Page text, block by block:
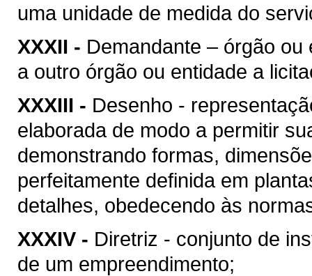
uma unidade de medida do
XXXII - Demandante – órgão
a outro órgão ou entidade a
XXXIII - Desenho -
elaborada de modo a permitir
demonstrando formas,
perfeitamente definida em
detalhes, obedecendo às
XXXIV - Diretriz - conjunto de
de um empreendimento;